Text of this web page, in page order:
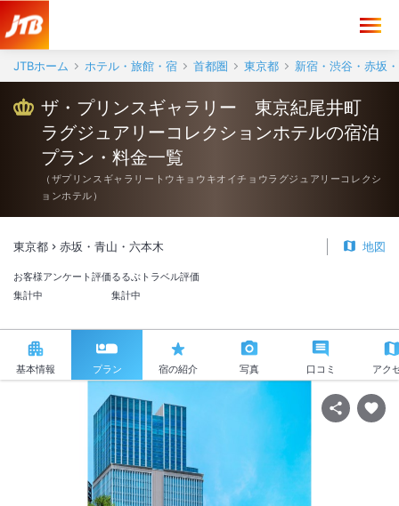
JTBホーム ホテル・旅館・宿 首都圏 東京都 新宿・渋谷・赤坂
ザ・プリンスギャラリー 東京紀尾井町
ラグジュアリーコレクションホテルの宿泊
プラン・料金一覧
（ ザプリンスギャラリートウキョウキオイチョウラグジュアリーコレクシ
ョンホテル ）
東京都 赤坂・青山・六本木 地図
お客様アンケート評価
集計中
るるぶトラベル評価
集計中
基本情報 プラン 宿の紹介 写真 口コミ アク